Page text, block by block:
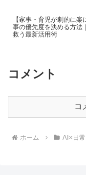
【家事・育児が劇的に楽
事の優先度を決める方法
救う最新活用術
コメント
コ
ホーム AI×日常